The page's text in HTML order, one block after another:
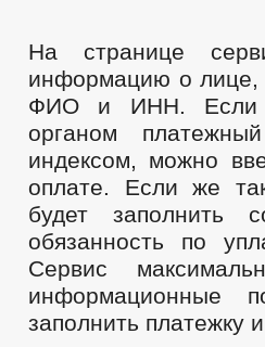
На странице
информацию о лице,
ФИО и ИНН. Если
органом
индексом, можно
оплате. Если же
будет заполнить
обязанность по
Сервис
информационные
заполнить платежку